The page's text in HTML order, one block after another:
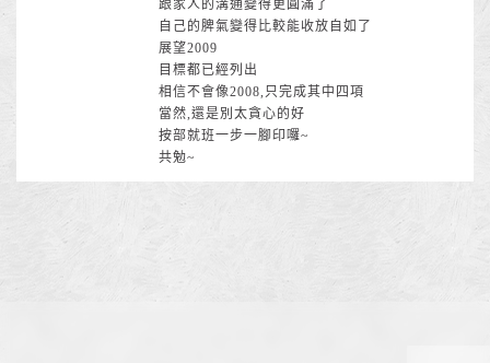
跟家人的溝通變得更圓滿了
自己的脾氣變得比較能收放自如了
展望2009
目標都已經列出
相信不會像2008,只完成其中四項
當然,還是別太貪心的好
按部就班一步一腳印囉~
共勉~